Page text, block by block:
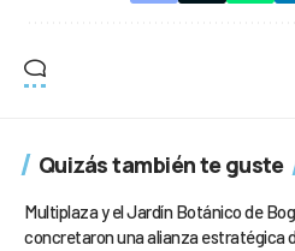
Quizás también te guste
Multiplaza y el Jardín Botánico de
concretaron una alianza estratégica